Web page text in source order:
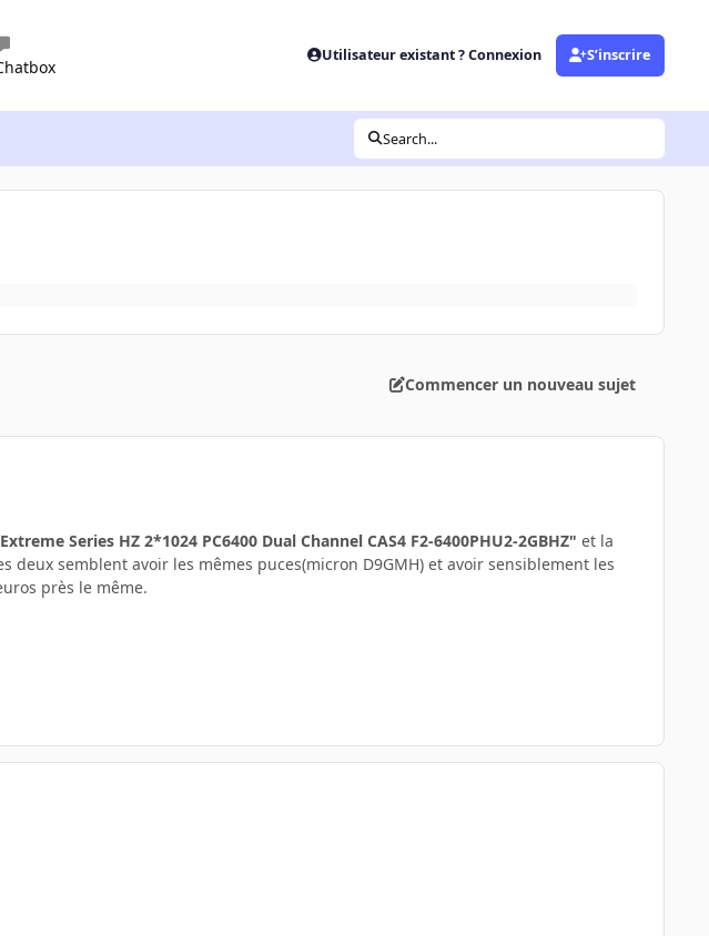
Utilisateur existant ? Connexion S’inscrire
Search...
Commencer un nouveau sujet
Series HZ 2*1024 PC6400 Dual Channel CAS4 F2-6400PHU2-2GBHZ" et la
deux semblent avoir les mêmes puces(micron D9GMH) et avoir sensiblement les
près le même.